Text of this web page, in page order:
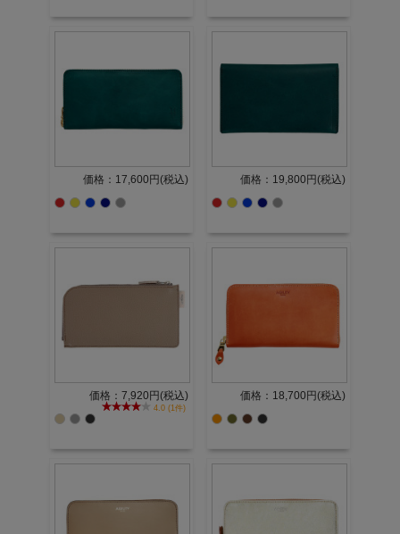
価格：17,600円(税込) 価格：19,800円(税込)
価格：7,920円(税込)
4.0 (1件)
価格：18,700円(税込)